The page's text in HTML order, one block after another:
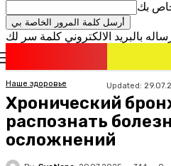
بك
Наше здоровье Updated:
Хронический
распознать
осложнений